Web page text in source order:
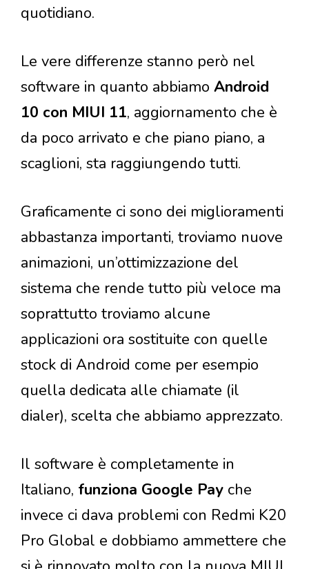
quotidiano.
Le vere differenze stanno però nel
software in quanto abbiamo Android
10 con MIUI 11, aggiornamento che è
da poco arrivato e che piano piano, a
scaglioni, sta raggiungendo tutti.
Graficamente ci sono dei miglioramenti
abbastanza importanti, troviamo nuove
animazioni, un’ottimizzazione del
sistema che rende tutto più veloce ma
soprattutto troviamo alcune
applicazioni ora sostituite con quelle
stock di Android come per esempio
quella dedicata alle chiamate (il
dialer), scelta che abbiamo apprezzato.
Il software è completamente in
Italiano, funziona Google Pay che
invece ci dava problemi con Redmi K20
Pro Global e dobbiamo ammettere che